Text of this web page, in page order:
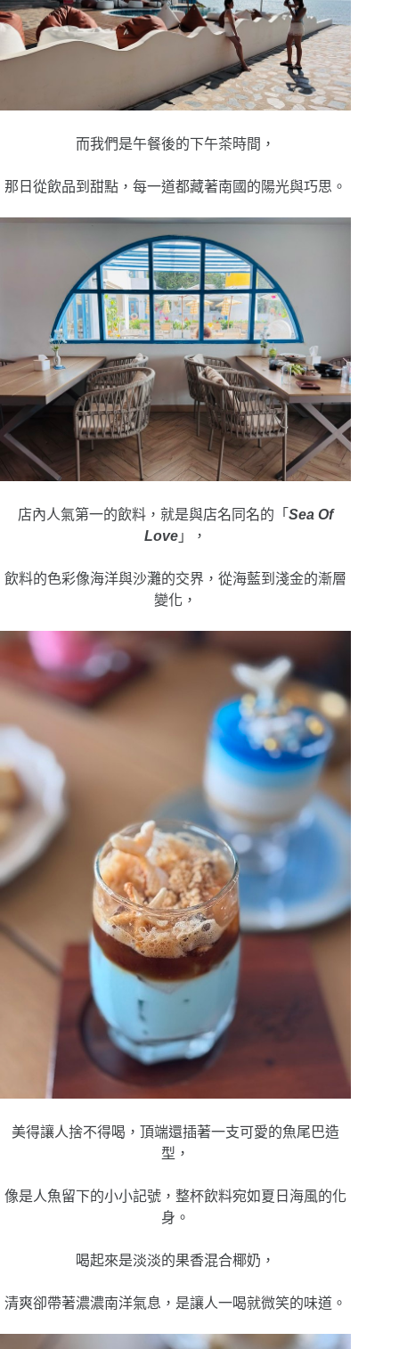
而我們是午餐後的下午茶時間，
那日從飲品到甜點，每一道都藏著南國的陽光與巧思。
店內人氣第一的飲料，就是與店名同名的「Sea Of
Love 」，
飲料的色彩像海洋與沙灘的交界，從海藍到淺金的漸層
變化 ，
美得讓人捨不得喝，頂端還插著一支可愛的魚尾巴造
型，
像是人魚留下的小小記號，整杯飲料宛如夏日海風的化
身。
喝起來是淡淡的果香混合椰奶，
清爽卻帶著濃濃南洋氣息，是讓人一喝就微笑的味道。